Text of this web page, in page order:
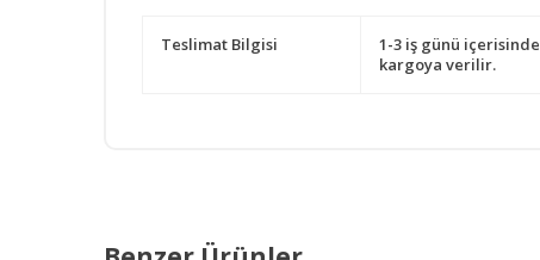
Teslimat Bilgisi
1-3 iş günü içerisinde
kargoya verilir.